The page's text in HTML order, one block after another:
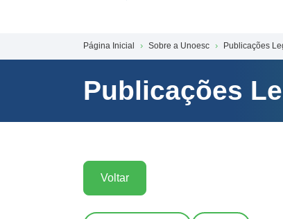
Página Inicial Sobre a Unoesc Publicações
Publicações
Voltar